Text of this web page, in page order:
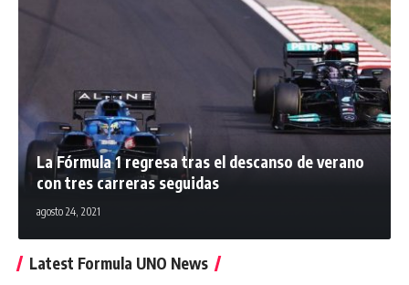
La Fórmula 1 regresa tras el descanso de verano
con tres carreras seguidas
agosto 24, 2021
Latest Formula UNO News